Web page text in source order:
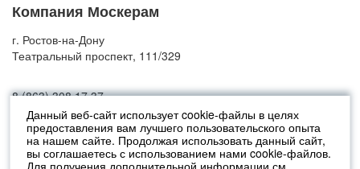
Данный веб-сайт использует cookie-файлы в целях
предоставления вам лучшего пользовательского опыта
на нашем сайте. Продолжая использовать данный сайт,
вы соглашаетесь с использованием нами cookie-файлов.
Для получения дополнительной информации см.
Компания Москерам
г. Ростов-на-Дону
Театральный проспект, 111/329
8 (863) 308 17 37
© 2010-2026 Москерам
Указанные на сайте цены не являются публичной офертой (ст.435 ГК
РФ).